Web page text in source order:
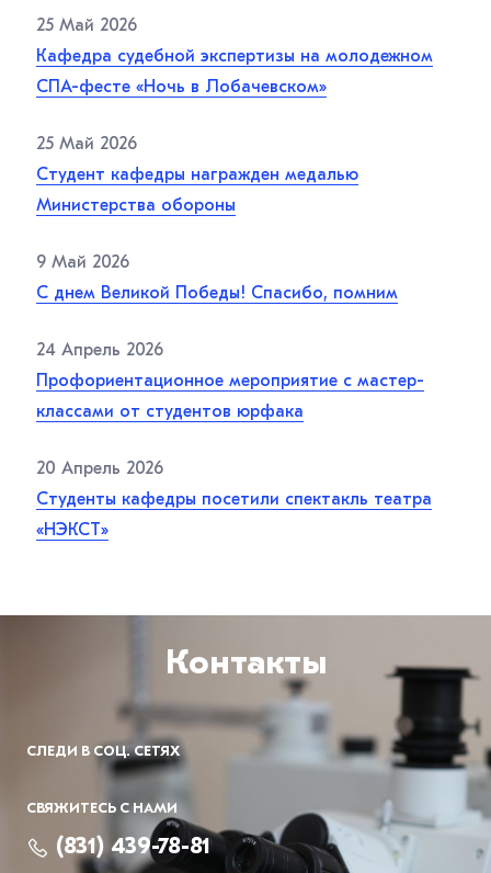
25 Май 2026
Кафедра судебной экспертизы на молодежном
СПА-фесте «Ночь в Лобачевском»
25 Май 2026
Студент кафедры награжден медалью
Министерства обороны
9 Май 2026
С днем Великой Победы! Спасибо, помним
24 Апрель 2026
Профориентационное мероприятие с мастер-
классами от студентов юрфака
20 Апрель 2026
Студенты кафедры посетили спектакль театра
«НЭКСТ»
Контакты
СЛЕДИ В СОЦ. СЕТЯХ
СВЯЖИТЕСЬ С НАМИ
(831) 439-78-81